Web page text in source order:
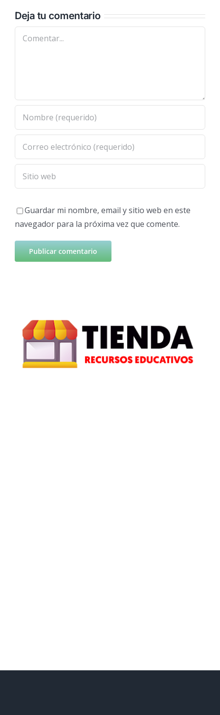
Deja tu comentario
Comentar
Guardar mi nombre, email y sitio web en este
navegador para la próxima vez que comente.